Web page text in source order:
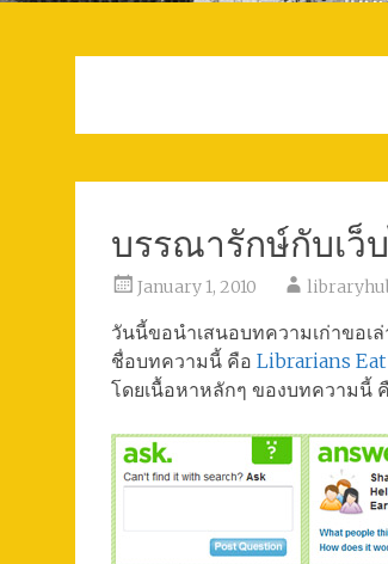
บรรณารักษ์กับเว็
January 1, 2010
วันนี้ขอนำเสนอบทความเก่าขอเ
ชื่อบทความนี้ คือ Librarians
โดยเนื้อหาหลักๆ ของบทความนี้